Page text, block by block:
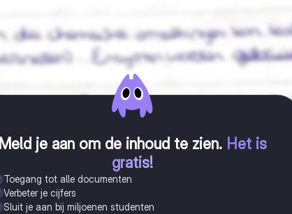
Meld je aan om de inhoud te zien. Het is
gratis!
Toegang tot alle documenten
Verbeter je cijfers
Sluit je aan bij miljoenen studenten